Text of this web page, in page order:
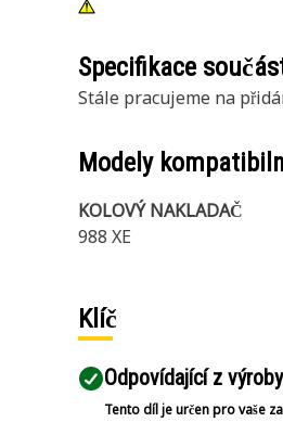
Specifikace
Stále pracujeme na
Modely
KOLOVÝ NAKLADAČ
988 XE
Klíč
Odpovídající z výroby
Tento díl je určen pro vaše